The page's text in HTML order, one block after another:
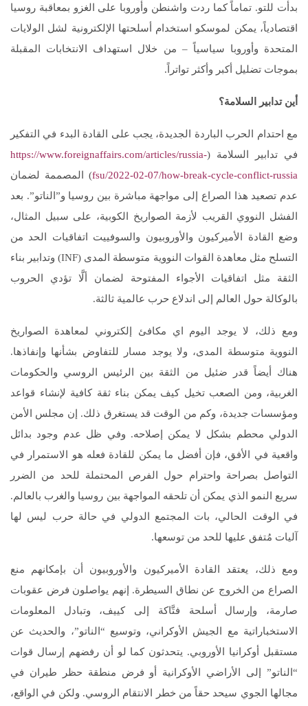
بدأت للتو. تماماً كما ردت واشنطن وأوروبا على الغزو بمعاقبة روسيا
اقتصادياً، يمكن لموسكو استخدام أسلحتها الإلكترونية لشل الولايات
المتحدة وأوروبا سياسياً – من خلال استهداف الانتخابات المقبلة
بموجات تضليل أكبر وأكثر تواتراً.
أين تدابير السلامة؟
مع احتدام الحرب الباردة الجديدة، يجب على القادة البدء في التفكير
في تدابير السلامة (https://www.foreignaffairs.com/articles/russia-
fsu/2022-02-07/how-break-cycle-conflict-russia) المصممة لضمان
عدم تصعيد هذا الصراع إلى مواجهة مباشرة بين روسيا و”الناتو”. بعد
الفشل النووي القريب لأزمة الصواريخ الكوبية، على سبيل المثال،
وضع القادة الأميركيون والأوروبيون والسوفييت اتفاقيات الحد من
التسلح مثل معاهدة القوات النووية متوسطة المدى (INF) وتدابير بناء
الثقة مثل اتفاقيات الأجواء المفتوحة لضمان ألَّا تؤدي الحروب
بالوكالة حول العالم إلى اندلاع حرب عالمية ثالثة.
ومع ذلك، لا يوجد اليوم اي مكافئ إلكتروني لمعاهدة الصواريخ
النووية متوسطة المدى، ولا يوجد مسار للتفاوض بشأنها وإنفاذها.
هناك أيضاً قدر ضئيل من الثقة بين الرئيس الروسي والحكومات
الغربية، ومن الصعب تخيل كيف يمكن بناء ثقة كافية لإنشاء قواعد
ومؤسسات جديدة، وكم من الوقت قد يستغرق ذلك. إن مجلس الأمن
الدولي محطم بشكل لا يمكن إصلاحه. وفي ظل عدم وجود بدائل
واقعية في الأفق، فإن أفضل ما يمكن للقادة فعله هو الاستمرار في
التواصل بصراحة واحترام حول الفرص المحتملة للحد من الضرر
سريع النمو الذي يمكن أن تلحقه المواجهة بين روسيا والغرب بالعالم.
في الوقت الحالي، بات المجتمع الدولي في حالة حرب ليس لها
آليات مُتفق عليها للحد من توسعها.
ومع ذلك، يعتقد القادة الأميركيون والأوروبيون أن بإمكانهم منع
الصراع من الخروج عن نطاق السيطرة. إنهم يواصلون فرض عقوبات
صارمة، وإرسال أسلحة فتَّاكة إلى كييف، وتبادل المعلومات
الاستخباراتية مع الجيش الأوكراني، وتوسيع “الناتو”، والحديث عن
مستقبل أوكرانيا الأوروبي. يتحدثون كما لو أن رفضهم إرسال قوات
“الناتو” إلى الأراضي الأوكرانية أو فرض منطقة حظر طيران في
مجالها الجوي سيحد حقاً من خطر الانتقام الروسي. ولكن في الواقع،